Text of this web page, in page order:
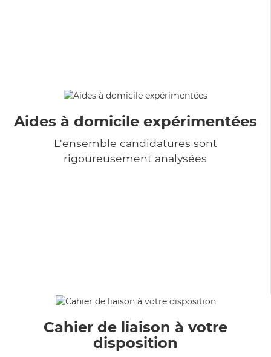
Aides à domicile expérimentées
L'ensemble candidatures sont
rigoureusement analysées
Cahier de liaison à votre
disposition